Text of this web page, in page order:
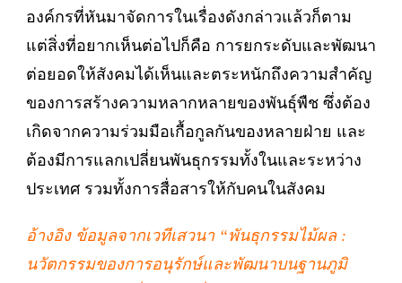
องค์กรที่หันมาจัดการในเรื่องดังกล่าวแล้วก็ตาม
แต่สิ่งที่อยากเห็นต่อไปก็คือ การยกระดับและพัฒนา
ต่อยอดให้สังคมได้เห็นและตระหนักถึงความสำคัญ
ของการสร้างความหลากหลายของพันธุ์พืช ซึ่งต้อง
เกิดจากความร่วมมือเกื้อกูลกันของหลายฝ่าย และ
ต้องมีการแลกเปลี่ยนพันธุกรรมทั้งในและระหว่าง
ประเทศ รวมทั้งการสื่อสารให้กับคนในสังคม
อ้างอิง ข้อมูลจากเวทีเสวนา “พันธุกรรมไม้ผล :
นวัตกรรมของการอนุรักษ์และพัฒนาบนฐานภูมิ